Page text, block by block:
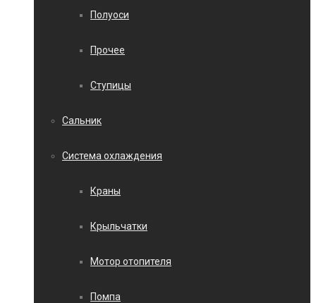
Полуоси
Прочее
Ступицы
Сальник
Система охлаждения
Краны
Крыльчатки
Мотор отопителя
Помпа